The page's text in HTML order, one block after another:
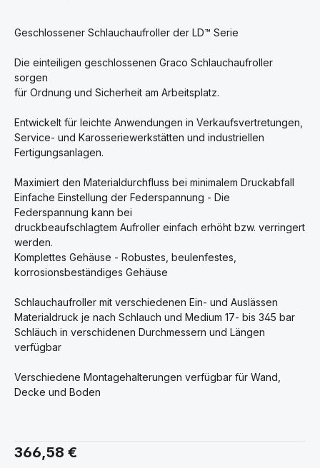
Geschlossener Schlauchaufroller der LD™ Serie
Die einteiligen geschlossenen Graco Schlauchaufroller
sorgen
für Ordnung und Sicherheit am Arbeitsplatz.
Entwickelt für leichte Anwendungen in Verkaufsvertretungen,
Service- und Karosseriewerkstätten und industriellen
Fertigungsanlagen.
Maximiert den Materialdurchfluss bei minimalem Druckabfall
Einfache Einstellung der Federspannung - Die
Federspannung kann bei
druckbeaufschlagtem Aufroller einfach erhöht bzw. verringert
werden.
Komplettes Gehäuse - Robustes, beulenfestes,
korrosionsbeständiges Gehäuse
Schlauchaufroller mit verschiedenen Ein- und Auslässen
Materialdruck je nach Schlauch und Medium 17- bis 345 bar
Schläuch in verschidenen Durchmessern und Längen
verfügbar
Verschiedene Montagehalterungen verfügbar für Wand,
Decke und Boden
Regulärer Preis:
366,58 €